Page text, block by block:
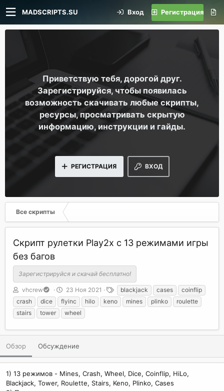
MADSCRIPTS.SU Вход Регистрация
Приветствую тебя, дорогой друг.
Зарегистрируйся, чтобы появилась
возможность скачивать любые скрипты,
ресурсы, просматривать скрытую
информацию, инструкции и гайды.
ВХОД
РЕГИСТРАЦИЯ
Все скрипты
Скрипт рулетки Play2x с 13 режимами игры
без багов
Зарегистрируйся и скачай бесплатно!
А
в
т
о
vhcrew
Д
а
т
а
о
а
н
я
23 Ноя 2021
е
г
blackjack cases
coinflip
crash
dice flyinc hilo keno mines plinko
roulette
stairs
tower wheel
Обзор Обсуждение
1) 13 режимов - Mines, Crash, Wheel, Dice, Coinflip, HiLo,
Blackjack, Tower, Roulette, Stairs, Keno, Plinko, Cases